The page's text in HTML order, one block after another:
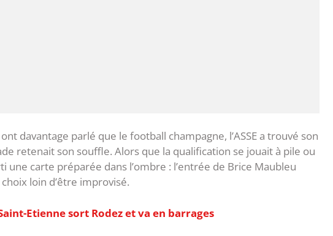
davantage parlé que le football champagne, l’ASSE a trouvé son
retenait son souffle. Alors que la qualification se jouait à pile ou
une carte préparée dans l’ombre : l’entrée de Brice Maubleu
loin d’être improvisé.
Etienne sort Rodez et va en barrages